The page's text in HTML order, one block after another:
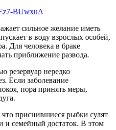
BUwxuA
сильное желание иметь
в воду взрослых особей,
Для человека в браке
приближение развода.
резервуар нередко
Если заболевание
пора принять меры,
приснившиеся рыбки сулят
и семейный достаток. В этом